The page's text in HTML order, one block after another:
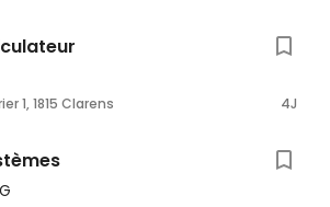
1, 1815 Clarens 4J